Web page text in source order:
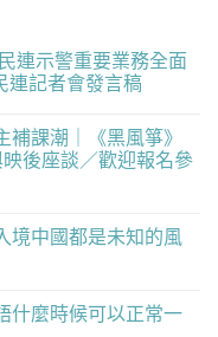
連示警重要業務全面
連記者會發言稿
補課潮｜《黑風箏》
後座談／歡迎報名參
境中國都是未知的風
什麼時候可以正常一